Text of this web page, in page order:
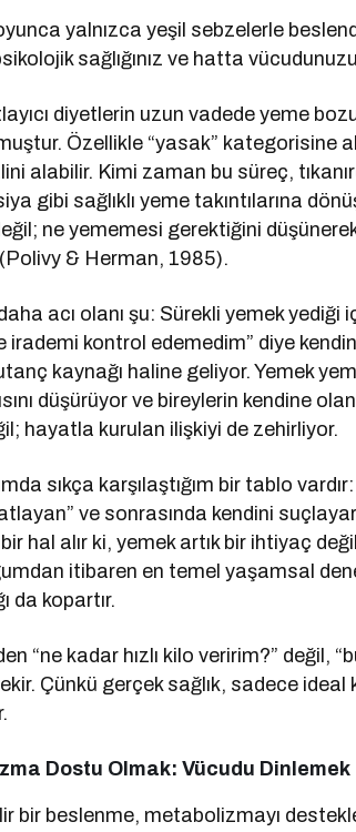
yalnızca yeşil sebzelerle
sağlığınız ve hatta
diyetlerin uzun vadede yeme
Özellikle “yasak” kategorisine
alabilir. Kimi zaman bu süreç,
gibi sağlıklı yeme takıntılarına
ne yememesi gerektiğini
& Herman, 1985).
acı olanı şu: Sürekli yemek
irademi kontrol edemedim” diye
kaynağı haline geliyor. Yemek
düşürüyor ve bireylerin kendine
hayatla kurulan ilişkiyi de zehirliyor.
sıkça karşılaştığım bir tablo
ve sonrasında kendini
hal alır ki, yemek artık bir ihtiyaç
itibaren en temel yaşamsal
da kopartır.
“ne kadar hızlı kilo veririm?” değil,
Çünkü gerçek sağlık, sadece ideal
Dostu Olmak: Vücudu Dinlemek
bir beslenme, metabolizmayı